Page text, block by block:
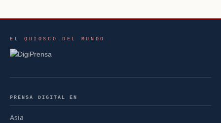
EL QUIOSCO DEL MUNDO
PRENSA DIGITAL EN
Asia